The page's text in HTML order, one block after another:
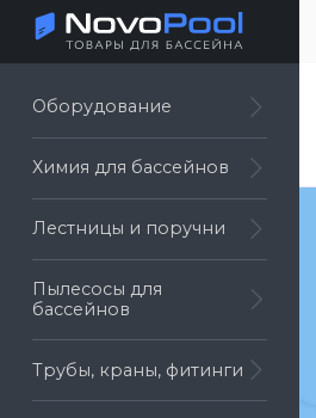
Оборудование
Химия для бассейнов
Лестницы и поручни
Пылесосы для
бассейнов
Трубы, краны, фитинги